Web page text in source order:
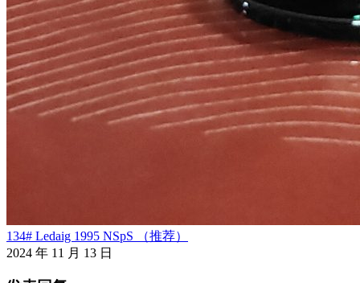
134# Ledaig 1995 NSpS （推荐）
2024 年 11 月 13 日